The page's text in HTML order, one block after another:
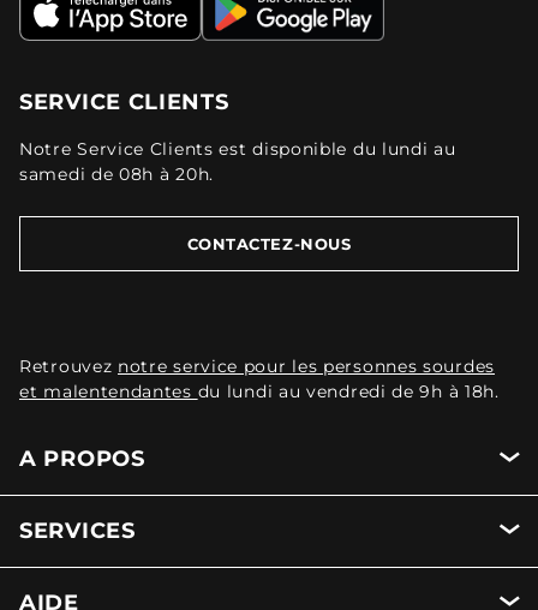
SERVICE CLIENTS
Notre Service Clients est disponible du lundi au
samedi de 08h à 20h.
CONTACTEZ-NOUS
Retrouvez notre service pour les personnes sourdes
et malentendantes du lundi au vendredi de 9h à 18h.
A PROPOS
SERVICES
AIDE